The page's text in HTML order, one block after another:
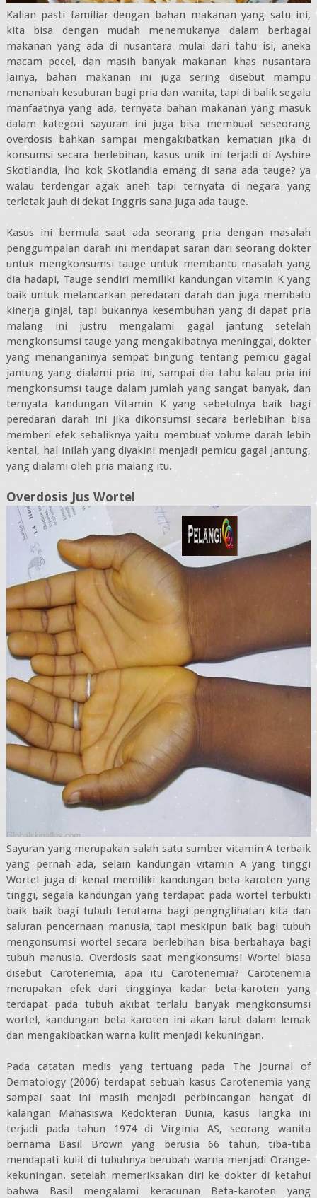
Kalian pasti familiar dengan bahan makanan yang satu ini,
kita bisa dengan mudah menemukanya dalam berbagai
makanan yang ada di nusantara mulai dari tahu isi, aneka
macam pecel, dan masih banyak makanan khas nusantara
lainya, bahan makanan ini juga sering disebut mampu
menanbah kesuburan bagi pria dan wanita, tapi di balik segala
manfaatnya yang ada, ternyata bahan makanan yang masuk
dalam kategori sayuran ini juga bisa membuat seseorang
overdosis bahkan sampai mengakibatkan kematian jika di
konsumsi secara berlebihan, kasus unik ini terjadi di Ayshire
Skotlandia, lho kok Skotlandia emang di sana ada tauge? ya
walau terdengar agak aneh tapi ternyata di negara yang
terletak jauh di dekat Inggris sana juga ada tauge.
Kasus ini bermula saat ada seorang pria dengan masalah
penggumpalan darah ini mendapat saran dari seorang dokter
untuk mengkonsumsi tauge untuk membantu masalah yang
dia hadapi, Tauge sendiri memiliki kandungan vitamin K yang
baik untuk melancarkan peredaran darah dan juga membatu
kinerja ginjal, tapi bukannya kesembuhan yang di dapat pria
malang ini justru mengalami gagal jantung setelah
mengkonsumsi tauge yang mengakibatnya meninggal, dokter
yang menanganinya sempat bingung tentang pemicu gagal
jantung yang dialami pria ini, sampai dia tahu kalau pria ini
mengkonsumsi tauge dalam jumlah yang sangat banyak, dan
ternyata kandungan Vitamin K yang sebetulnya baik bagi
peredaran darah ini jika dikonsumsi secara berlebihan bisa
memberi efek sebaliknya yaitu membuat volume darah lebih
kental, hal inilah yang diyakini menjadi pemicu gagal jantung,
yang dialami oleh pria malang itu.
Overdosis Jus Wortel
Sayuran yang merupakan salah satu sumber vitamin A terbaik
yang pernah ada, selain kandungan vitamin A yang tinggi
Wortel juga di kenal memiliki kandungan beta-karoten yang
tinggi, segala kandungan yang terdapat pada wortel terbukti
baik baik bagi tubuh terutama bagi pengnglihatan kita dan
saluran pencernaan manusia, tapi meskipun baik bagi tubuh
mengonsumsi wortel secara berlebihan bisa berbahaya bagi
tubuh manusia. Overdosis saat mengkonsumsi Wortel biasa
disebut Carotenemia, apa itu Carotenemia? Carotenemia
merupakan efek dari tingginya kadar beta-karoten yang
terdapat pada tubuh akibat terlalu banyak mengkonsumsi
wortel, kandungan beta-karoten ini akan larut dalam lemak
dan mengakibatkan warna kulit menjadi kekuningan.
Pada catatan medis yang tertuang pada The Journal of
Dematology (2006) terdapat sebuah kasus Carotenemia yang
sampai saat ini masih menjadi perbincangan hangat di
kalangan Mahasiswa Kedokteran Dunia, kasus langka ini
terjadi pada tahun 1974 di Virginia AS, seorang wanita
bernama Basil Brown yang berusia 66 tahun, tiba-tiba
mendapati kulit di tubuhnya berubah warna menjadi Orange-
kekuningan. setelah memeriksakan diri ke dokter di ketahui
bahwa Basil mengalami keracunan Beta-karoten yang